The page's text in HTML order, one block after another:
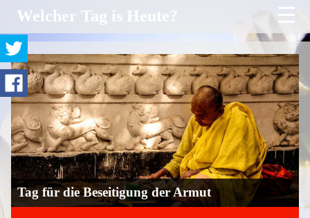
Welcher Tag is Heute? ☰
Tag für die Beseitigung der Armut